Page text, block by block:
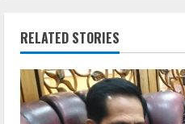
i
n
u
RELATED STORIES